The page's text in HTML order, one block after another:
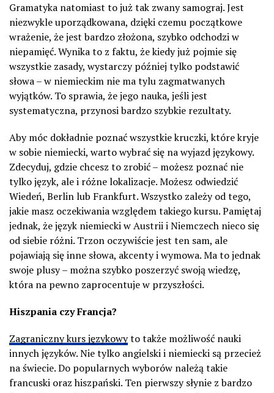
Gramatyka natomiast to już tak zwany samograj. Jest
niezwykle uporządkowana, dzięki czemu początkowe
wrażenie, że jest bardzo złożona, szybko odchodzi w
niepamięć. Wynika to z faktu, że kiedy już pojmie się
wszystkie zasady, wystarczy później tylko podstawić
słowa – w niemieckim nie ma tylu zagmatwanych
wyjątków. To sprawia, że jego nauka, jeśli jest
systematyczna, przynosi bardzo szybkie rezultaty.
Aby móc dokładnie poznać wszystkie kruczki, które kryje
w sobie niemiecki, warto wybrać się na wyjazd językowy.
Zdecyduj, gdzie chcesz to zrobić – możesz poznać nie
tylko język, ale i różne lokalizacje. Możesz odwiedzić
Wiedeń, Berlin lub Frankfurt. Wszystko zależy od tego,
jakie masz oczekiwania względem takiego kursu. Pamiętaj
jednak, że język niemiecki w Austrii i Niemczech nieco się
od siebie różni. Trzon oczywiście jest ten sam, ale
pojawiają się inne słowa, akcenty i wymowa. Ma to jednak
swoje plusy – można szybko poszerzyć swoją wiedzę,
która na pewno zaprocentuje w przyszłości.
Hiszpania czy Francja?
Zagraniczny kurs językowyto także możliwość nauki
innych języków. Nie tylko angielski i niemiecki są przecież
na świecie. Do popularnych wyborów należą takie
francuski oraz hiszpański. Ten pierwszy słynie z bardzo